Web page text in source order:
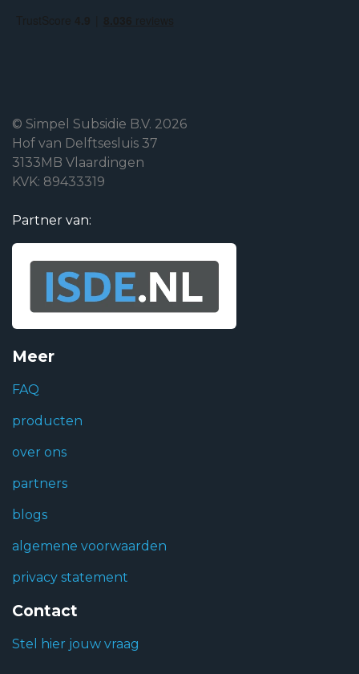
© Simpel Subsidie B.V. 2026
Hof van Delftsesluis 37
3133MB Vlaardingen
KVK: 89433319
Partner van:
Meer
FAQ
producten
over ons
partners
blogs
algemene voorwaarden
privacy statement
Contact
Stel hier jouw vraag